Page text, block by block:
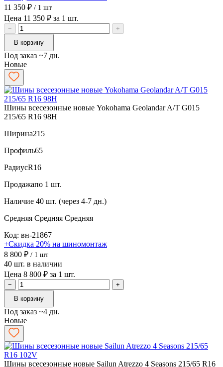
11 350 ₽ / 1 шт
Цена 11 350 ₽ за 1 шт.
−
+
В корзину
Под заказ ~7 дн.
Новые
Шины всесезонные новые Yokohama Geolandar A/T G015
215/65 R16 98H
Ширина215
Профиль65
РадиусR16
Продажапо 1 шт.
Наличие 40 шт. (через 4-7 дн.)
Средняя Средняя Средняя
Код: вн-21867
+Скидка 20% на шиномонтаж
8 800 ₽ / 1 шт
40 шт. в наличии
Цена 8 800 ₽ за 1 шт.
−
+
В корзину
Под заказ ~4 дн.
Новые
Шины всесезонные новые Sailun Atrezzo 4 Seasons 215/65 R16